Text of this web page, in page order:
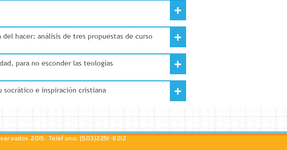
+
hacer: análisis de tres propuestas de curso +
para no esconder las teologías +
e inspiración cristiana +
2015. Teléfono: (503)2251-8212